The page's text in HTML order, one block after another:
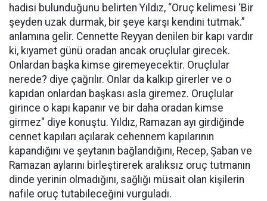
hadisi bulunduğunu belirten Yıldız, “Oruç kelimesi ‘Bir
şeyden uzak durmak, bir şeye karşı kendini tutmak.”
anlamına gelir. Cennette Reyyan denilen bir kapı vardır
ki, kıyamet günü oradan ancak oruçlular girecek.
Onlardan başka kimse giremeyecektir. Oruçlular
nerede? diye çağrılır. Onlar da kalkıp girerler ve o
kapıdan onlardan başkası asla giremez. Oruçlular
girince o kapı kapanır ve bir daha oradan kimse
girmez" diye konuştu. Yıldız, Ramazan ayı girdiğinde
cennet kapıları açılarak cehennem kapılarının
kapandığını ve şeytanın bağlandığını, Recep, Şaban ve
Ramazan aylarını birleştirerek aralıksız oruç tutmanın
dinde yerinin olmadığını, sağlığı müsait olan kişilerin
nafile oruç tutabileceğini vurguladı.